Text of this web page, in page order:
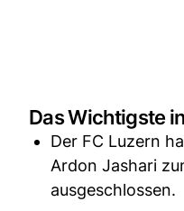
Das Wichtigste
Der FC Luzern
Ardon Jashari
ausgeschlossen.